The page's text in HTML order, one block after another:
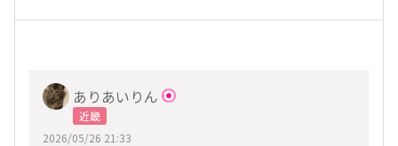
ありあいりん
近畿
2026/05/26 21:33